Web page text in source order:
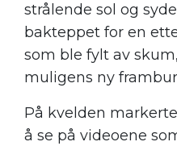
strålende sol og
bakteppet for en
som ble fylt av
muligens ny
På kvelden
å se på videoene